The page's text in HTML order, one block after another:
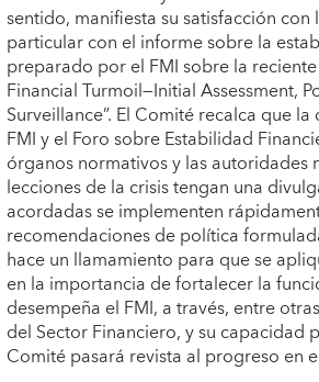
sentido, manifiesta su satisfacción
particular con el informe sobre la
preparado por el FMI sobre la
Financial Turmoil—Initial Assessment,
Surveillance”. El Comité recalca que
FMI y el Foro sobre Estabilidad
órganos normativos y las autoridades
lecciones de la crisis tengan una
acordadas se implementen
recomendaciones de política
hace un llamamiento para que se
en la importancia de fortalecer la
desempeña el FMI, a través, entre
del Sector Financiero, y su capacidad
Comité pasará revista al progreso en